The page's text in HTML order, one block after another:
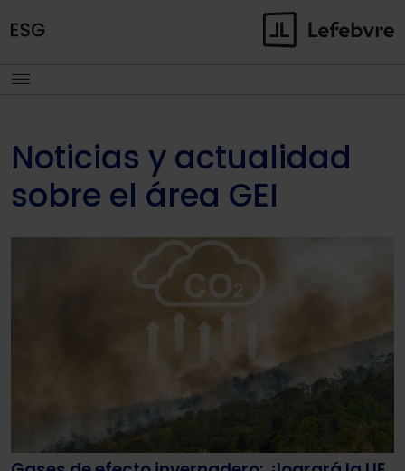
Noticias y actualidad
sobre el área GEI